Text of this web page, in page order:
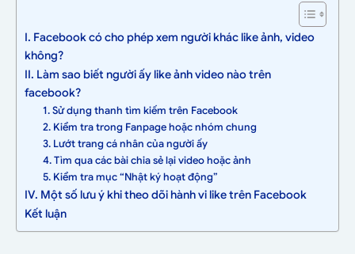
I. Facebook có cho phép xem người khác like ảnh, video
không?
II. Làm sao biết người ấy like ảnh video nào trên
facebook?
1. Sử dụng thanh tìm kiếm trên Facebook
2. Kiểm tra trong Fanpage hoặc nhóm chung
3. Lướt trang cá nhân của người ấy
4. Tìm qua các bài chia sẻ lại video hoặc ảnh
5. Kiểm tra mục “Nhật ký hoạt động”
IV. Một số lưu ý khi theo dõi hành vi like trên Facebook
Kết luận